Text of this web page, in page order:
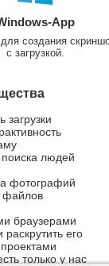
App
создания
с загрузкой.
загрузки
людей
фотографий
файлов
браузерами
его
только у нас